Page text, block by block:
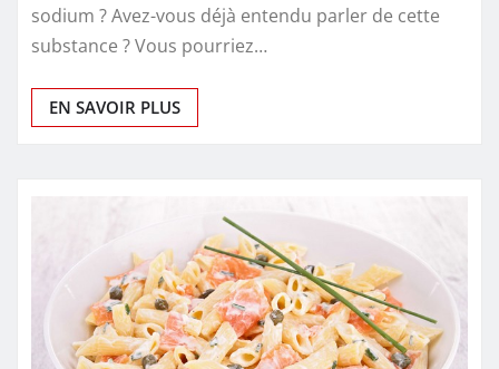
sodium ? Avez-vous déjà entendu parler de cette
substance ? Vous pourriez…
EN SAVOIR PLUS